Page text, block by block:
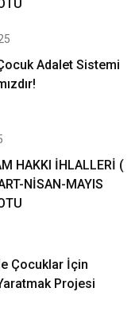
Adalet Sistemi
HAKKI İHLALLERİ (
NİSAN-MAYIS
Çocuklar İçin
Projesi